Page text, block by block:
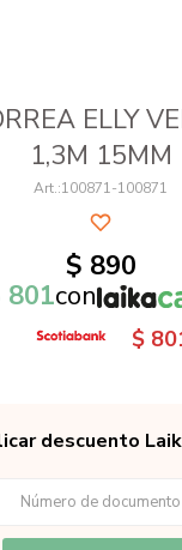
ELLY
1,3M 15MM
100871-100871
$ 890
801con
$
descuento